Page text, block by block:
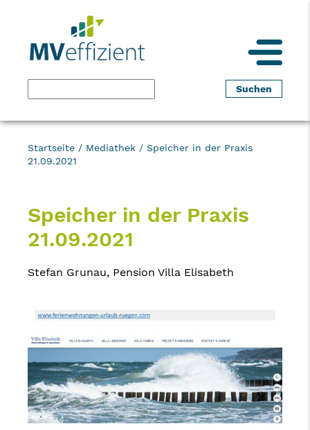
Startseite / Mediathek / Speicher in der Praxis
21.09.2021
Speicher in der Praxis
21.09.2021
Stefan Grunau, Pension Villa Elisabeth